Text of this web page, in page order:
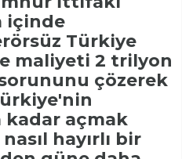
içinde
Türkiye
maliyeti 2 trilyon
çözerek
kadar açmak
hayırlı bir